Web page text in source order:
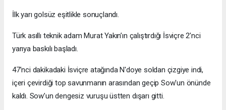
İlk yarı golsüz eşitlikle sonuçlandı.
Türk asıllı teknik adam Murat Yakın’ın çalıştırdığı İsviçre 2’nci
yarıya baskılı başladı.
47’nci dakikadaki İsviçre atağında N'doye soldan çizgiye indi,
içeri çevirdiği top savunmanın arasından geçip Sow'un önünde
kaldı. Sow’un dengesiz vuruşu üstten dışarı gitti.